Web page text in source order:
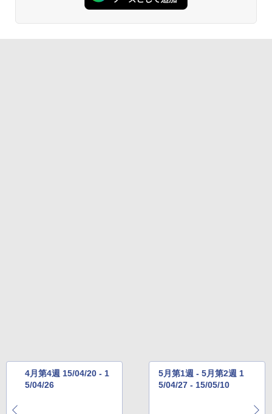
4月第4週 15/04/20 - 1
5/04/26
5月第1週 - 5月第2週 1
5/04/27 - 15/05/10